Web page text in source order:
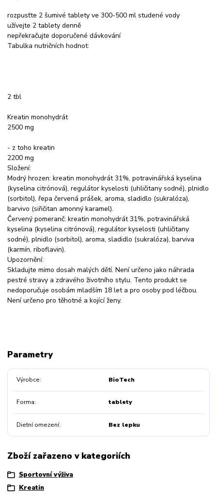
rozpusťte 2 šumivé tablety ve 300-500 ml studené vody
užívejte 2 tablety denně
nepřekračujte doporučené dávkování
Tabulka nutričních hodnot:
2 tbl
Kreatin monohydrát
2500 mg
- z toho kreatin
2200 mg
Složení:
Modrý hrozen: kreatin monohydrát 31%, potravinářská kyselina
(kyselina citrónová), regulátor kyselosti (uhličitany sodné), plnidlo
(sorbitol), řepa červená prášek, aroma, sladidlo (sukralóza),
barvivo (siřičitan amonný karamel).
Červený pomeranč: kreatin monohydrát 31%, potravinářská
kyselina (kyselina citrónová), regulátor kyselosti (uhličitany
sodné), plnidlo (sorbitol), aroma, sladidlo (sukralóza), barviva
(karmín, riboflavin).
Upozornění:
Skladujte mimo dosah malých dětí. Není určeno jako náhrada
pestré stravy a zdravého životního stylu. Tento produkt se
nedoporučuje osobám mladším 18 let a pro osoby pod léčbou.
Není určeno pro těhotné a kojící ženy.
Parametry
Výrobce BioTech
Forma tablety
Dietní omezení Bez lepku
Zboží zařazeno v kategoriích
Sportovní výživa
Kreatin